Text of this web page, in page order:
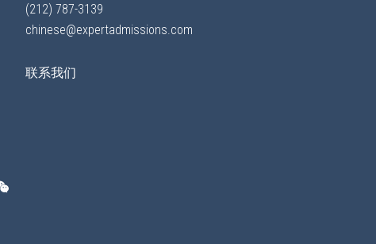
(212) 787-3139
chinese@expertadmissions.com
联系我们